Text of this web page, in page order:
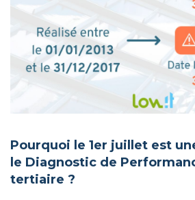
Pourquoi le 1er juillet est
le Diagnostic de
tertiaire ?